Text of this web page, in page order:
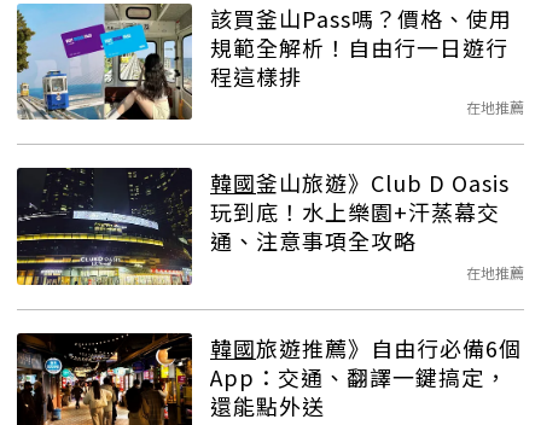
該買釜山Pass嗎？價格、使用
規範全解析！自由行一日遊行
程這樣排
在地推薦
韓國釜山旅遊》Club D Oasis
玩到底！水上樂園+汗蒸幕交
通、注意事項全攻略
在地推薦
韓國旅遊推薦》自由行必備6個
App：交通、翻譯一鍵搞定，
還能點外送